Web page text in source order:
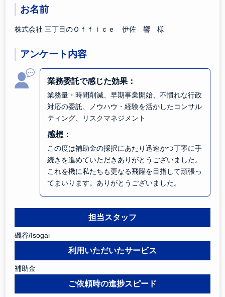
お名前
株式会社 三丁目のＯｆｆｉｃｅ 伊佐 響 様
アンケート内容
業務委託で感じた効果：
業務量・時間削減、早期事業開始、不慣れな行政
対応の委託、ノウハウ・経験を活かしたコンサル
ティング、リスクマネジメント
感想：
この度は補助金の採択にあたり迅速かつ丁寧に手
続きを進めていただきありがとうございました。
これを機に私たちも更なる飛躍を目指して頑張っ
てまいります。ありがとうございました。
担当スタッフ
磯谷/Isogai
利用いただいたサービス
補助金
ご依頼時の進捗スピード